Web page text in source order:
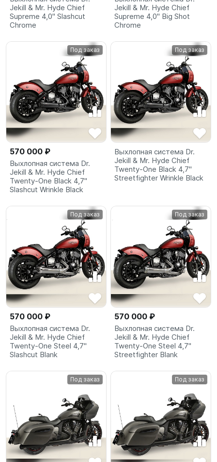
Jekill & Mr. Hyde Chief
Supreme 4,0" Slashcut
Chrome
Jekill & Mr. Hyde Chief
Supreme 4,0" Big Shot
Chrome
Под заказ
570 000 ₽
Выхлопная система Dr.
Jekill & Mr. Hyde Chief
Twenty-One Black 4,7"
Slashcut Wrinkle Black
Под заказ
Выхлопная система Dr.
Jekill & Mr. Hyde Chief
Twenty-One Black 4,7"
Streetfighter Wrinkle Black
Под заказ
570 000 ₽
Выхлопная система Dr.
Jekill & Mr. Hyde Chief
Twenty-One Steel 4,7"
Slashcut Blank
Под заказ
570 000 ₽
Выхлопная система Dr.
Jekill & Mr. Hyde Chief
Twenty-One Steel 4,7"
Streetfighter Blank
Под заказ Под заказ